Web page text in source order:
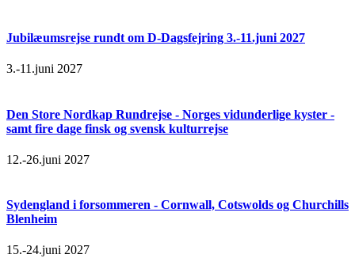
Jubilæumsrejse rundt om D-Dagsfejring 3.-11.juni 2027
3.-11.juni 2027
Den Store Nordkap Rundrejse - Norges vidunderlige kyster -
samt fire dage finsk og svensk kulturrejse
12.-26.juni 2027
Sydengland i forsommeren - Cornwall, Cotswolds og Churchills
Blenheim
15.-24.juni 2027